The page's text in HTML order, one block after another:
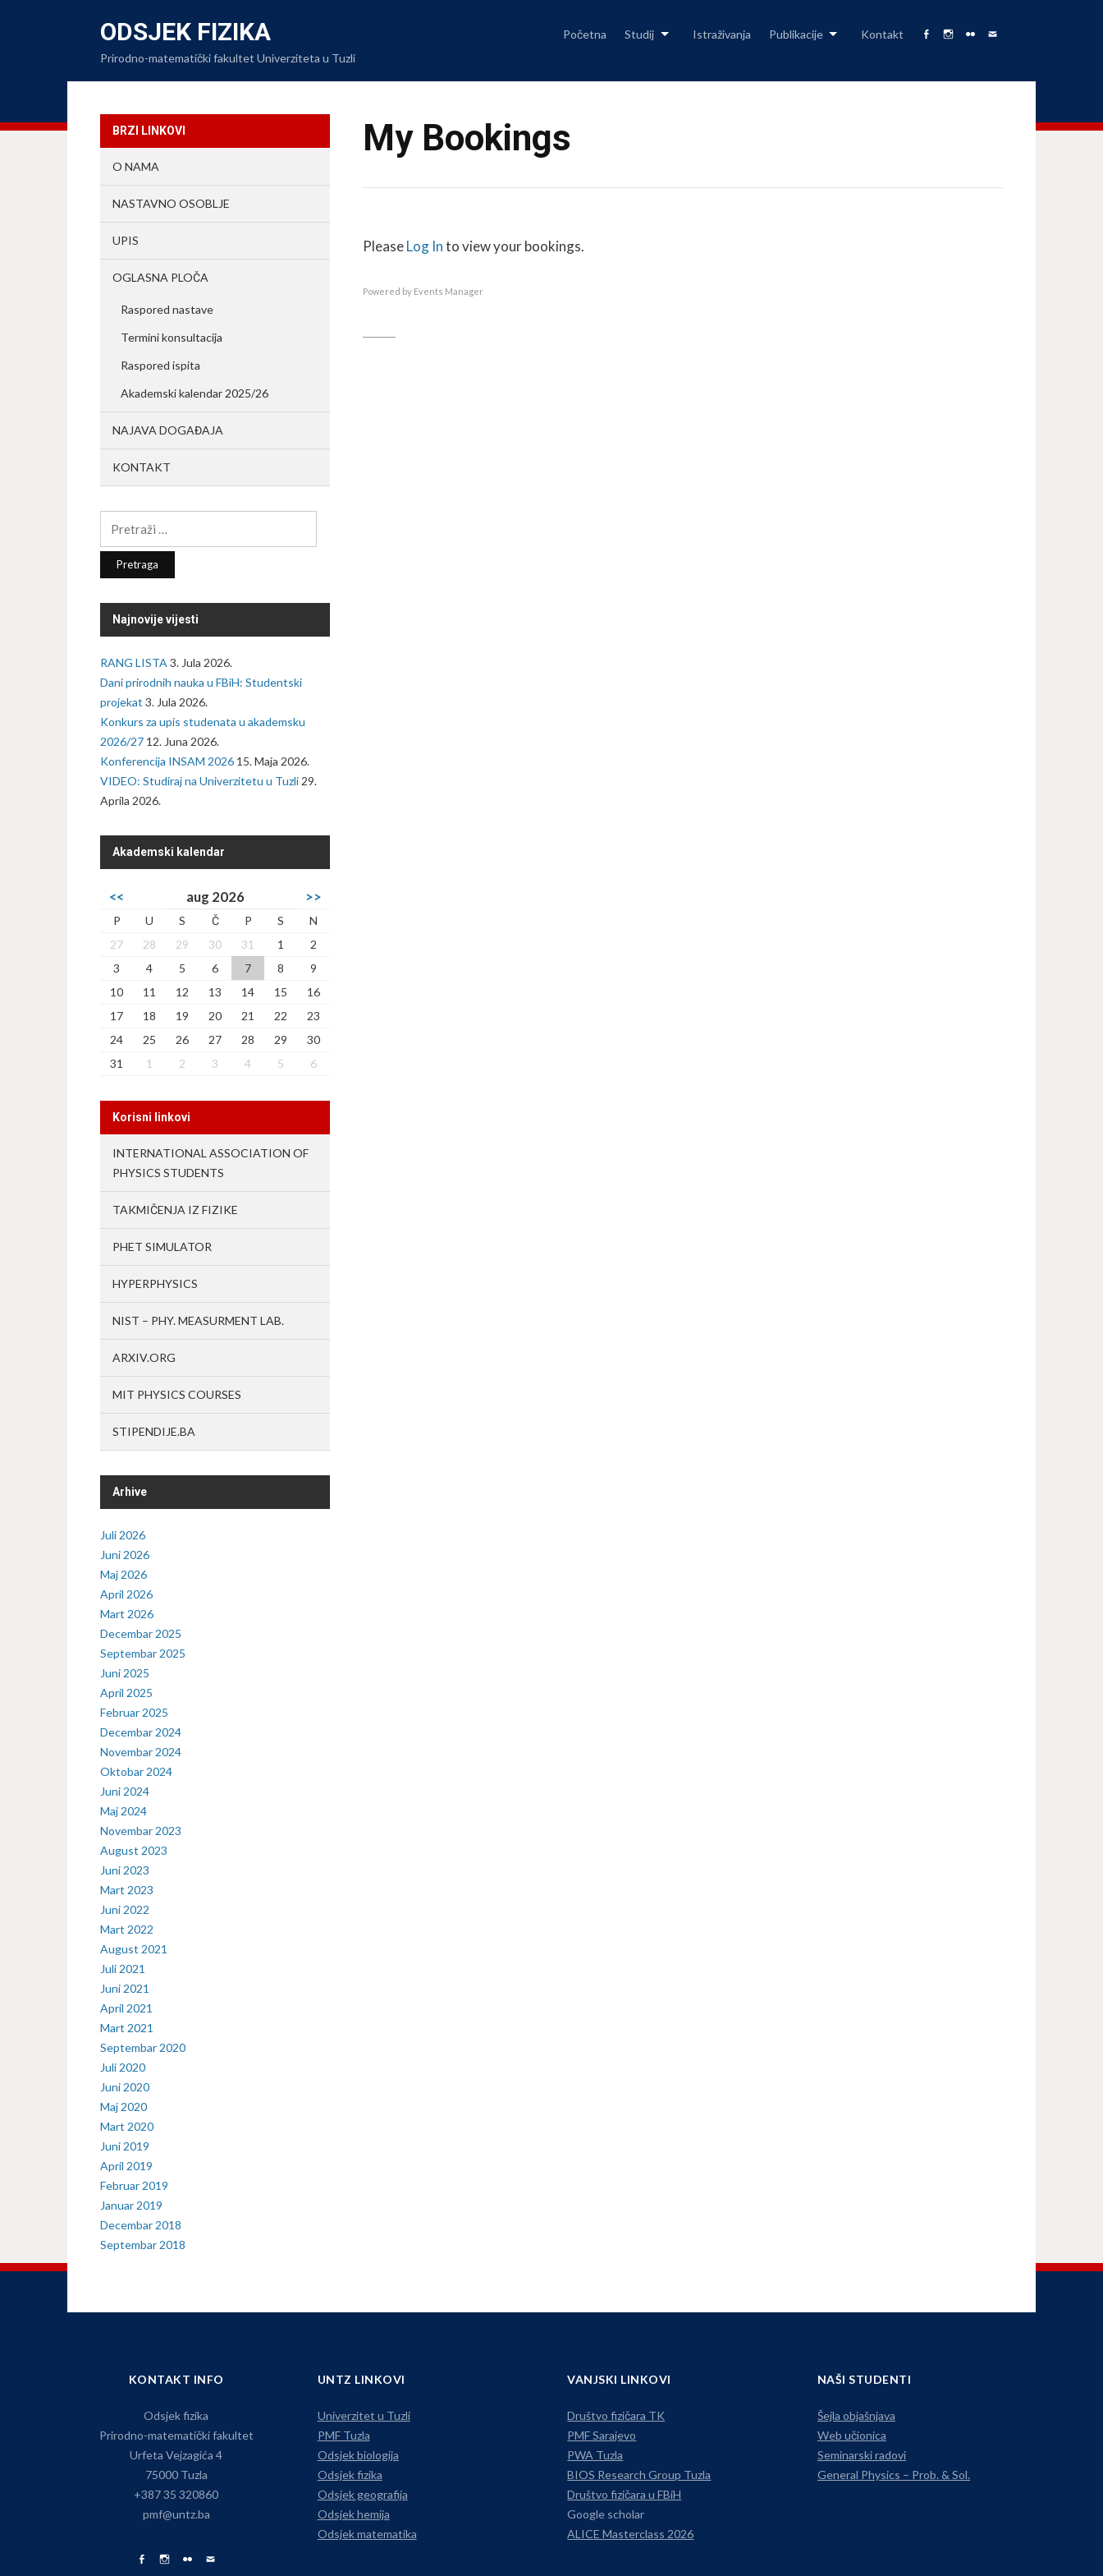
content
ODSJEK FIZIKA
Prirodno-matematički fakultet Univerziteta u Tuzli
Početna Studij Istraživanja Publikacije Kontakt
My Bookings
PleaseLog Into view your bookings.
Powered by Events Manager
BRZI LINKOVI
O NAMA
NASTAVNO OSOBLJE
UPIS
OGLASNA PLOČA
Raspored nastave
Termini konsultacija
Raspored ispita
Akademski kalendar 2025/26
NAJAVA DOGAĐAJA
KONTAKT
Najnovije vijesti
RANG LISTA 3. Jula 2026.
Dani prirodnih nauka u FBiH: Studentski
projekat 3. Jula 2026.
Konkurs za upis studenata u akademsku
2026/27 12. Juna 2026.
Konferencija INSAM 2026 15. Maja 2026.
VIDEO: Studiraj na Univerzitetu u Tuzli 29.
Aprila 2026.
Akademski kalendar
<< aug 2026 >>
P U S Č P S
N
27
28 29 30 31 1
2
3
4 5 6 7 8
9
10
11 12 13 14 15
16
17
18 19 20 21 22
23
24
25 26 27 28 29
30
31
1 2 3 4 5 6
Korisni linkovi
INTERNATIONAL ASSOCIATION OF
PHYSICS STUDENTS
TAKMIČENJA IZ FIZIKE
PHET SIMULATOR
HYPERPHYSICS
NIST – PHY. MEASURMENT LAB.
ARXIV.ORG
MIT PHYSICS COURSES
STIPENDIJE.BA
Arhive
Juli 2026
Juni 2026
Maj 2026
April 2026
Mart 2026
Decembar 2025
Septembar 2025
Juni 2025
April 2025
Februar 2025
Decembar 2024
Novembar 2024
Oktobar 2024
Juni 2024
Maj 2024
Novembar 2023
August 2023
Juni 2023
Mart 2023
Juni 2022
Mart 2022
August 2021
Juli 2021
Juni 2021
April 2021
Mart 2021
Septembar 2020
Juli 2020
Juni 2020
Maj 2020
Mart 2020
Juni 2019
April 2019
Februar 2019
Januar 2019
Decembar 2018
Septembar 2018
KONTAKT INFO
Odsjek fizika
Prirodno-matematički fakultet
Urfeta Vejzagića 4
75000 Tuzla
+387 35 320860
pmf@untz.ba
UNTZ LINKOVI
Univerzitet u Tuzli
PMF Tuzla
Odsjek biologija
Odsjek fizika
Odsjek geografija
Odsjek hemija
Odsjek matematika
VANJSKI LINKOVI
Društvo fizičara TK
PMF Sarajevo
PWA Tuzla
BIOS Research Group Tuzla
Društvo fizičara u FBiH
Google scholar
ALICE Masterclass 2026
NAŠI STUDENTI
Šejla objašnjava
Web učionica
Seminarski radovi
General Physics – Prob. & Sol.